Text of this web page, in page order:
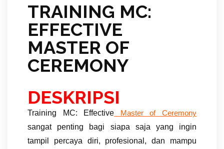
TRAINING MC:
EFFECTIVE
MASTER OF
CEREMONY
DESKRIPSI
Training MC: Effective Master of Ceremony
sangat penting bagi siapa saja yang ingin
tampil percaya diri, profesional, dan mampu